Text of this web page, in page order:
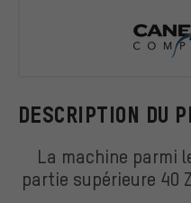
DESCRIPTION DU
La machine parmi
partie supérieure 40